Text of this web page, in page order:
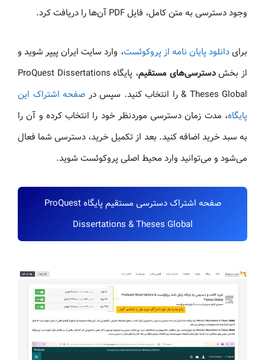
وجود دسترسی به متن کامل، فایل PDF آن‌ها را دریافت کرد.
برایدانلود پایان نامه از پروکوئست، وارد سایت ایران پیپر شوید و
از بخشدسترسی‌های مستقیم
، پایگاه ProQuest Dissertations
& Theses Global را انتخاب کنید. سپس در
صفحه اشتراک این
پایگاه، مدت زمان دسترسی موردنظر خود را انتخاب کرده و آن را
به سبد خرید اضافه کنید. بعد از تکمیل خرید، دسترسی شما فعال
می‌شود و می‌توانید وارد محیط اصلی پروکوئست شوید.
صفحه اشتراک دسترسی مستقیم پایگاه ProQuest
Dissertations & Theses Global